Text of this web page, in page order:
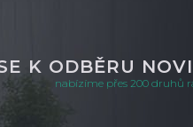
K ODBĚRU
nabízíme přes 200 druhů